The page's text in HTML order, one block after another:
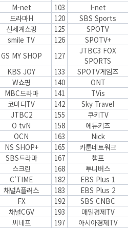
M-net 103
I-net
드라마H 120
SBS Sports
신세계쇼핑 125
SPOTV
smile TV 126
SPOTV+
GS MY SHOP 127
JTBC3 FOX
SPORTS
KBS JOY 133
SPOTV게임즈
W쇼핑 140
ONT
MBC드라마 141
TVis
코미디TV 142
Sky Travel
JTBC2 155
쿠키TV
O tvN 158
에듀키즈
OCN 163
Nick
NS SHOP+ 165
카툰네트워크
SBS드라마 167
챔프
스크린 168
투니버스
C'TIME 182
EBS Plus 1
채널A플러스 183
EBS Plus 2
FX 192
SBS CNBC
채널CGV 193
매일경제TV
씨네프 197
아시아경제TV